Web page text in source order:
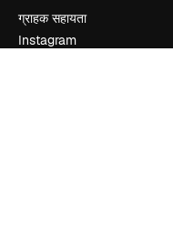
ग्राहक सहायता
Instagram